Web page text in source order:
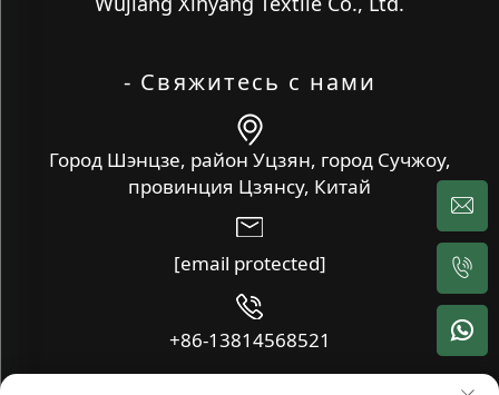
- Свяжитесь с нами
Город Шэнцзе, район Уцзян, город Сучжоу,
провинция Цзянсу, Китай
[email protected]
+86-13814568521